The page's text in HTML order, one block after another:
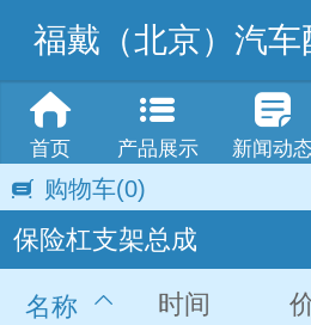
福戴（北京）汽车
首页 产品展示 新闻动
购物车(0)
保险杠支架总成
名称 时间